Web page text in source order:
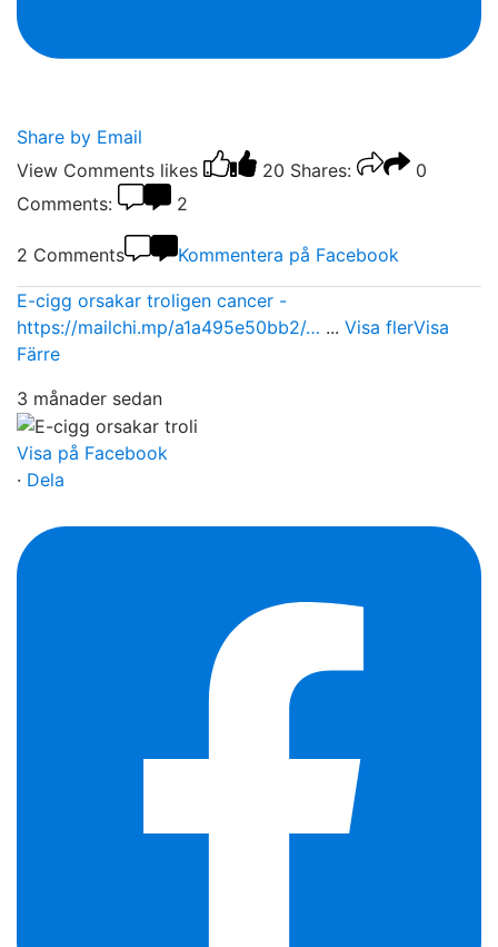
Share by Email
View Comments likes 20 Shares:
0
Comments:
2
2 Comments Kommentera på Facebook
E-cigg orsakar troligen cancer -
https://mailchi.mp/a1a495e50bb2/… ... Visa flerVisa
Färre
3 månader sedan
Visa på Facebook
· Dela